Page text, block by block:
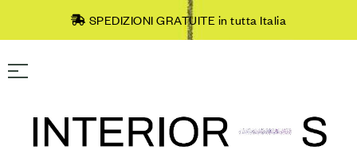
SPEDIZIONI GRATUITE in tutta Italia